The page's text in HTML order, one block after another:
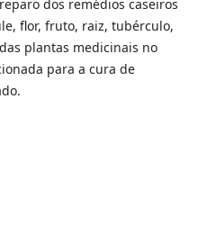
dos remédios caseiros
flor, fruto, raiz, tubérculo,
plantas medicinais no
para a cura de